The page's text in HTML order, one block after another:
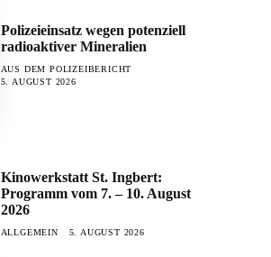
Polizeieinsatz wegen potenziell
radioaktiver Mineralien
AUS DEM POLIZEIBERICHT
5. AUGUST 2026
Kinowerkstatt St. Ingbert:
Programm vom 7. – 10. August
2026
ALLGEMEIN 5. AUGUST 2026